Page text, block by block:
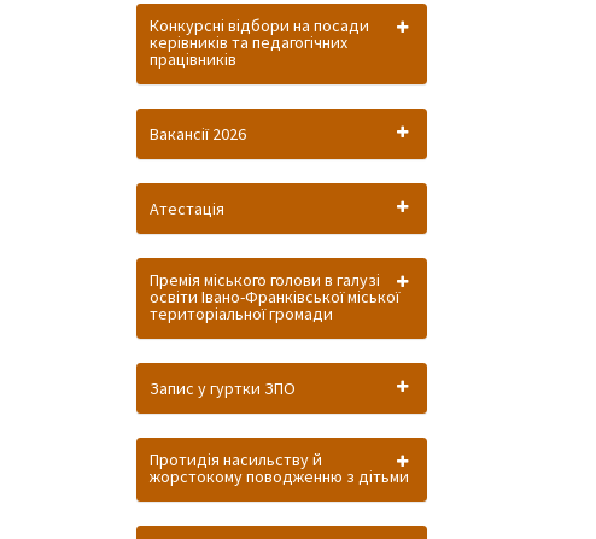
Конкурсні відбори на посади
керівників та педагогічних
працівників
Вакансії 2026
Атестація
Премія міського голови в галузі
освіти Івано-Франківської міської
територіальної громади
Запис у гуртки ЗПО
Протидія насильству й
жорстокому поводженню з дітьми